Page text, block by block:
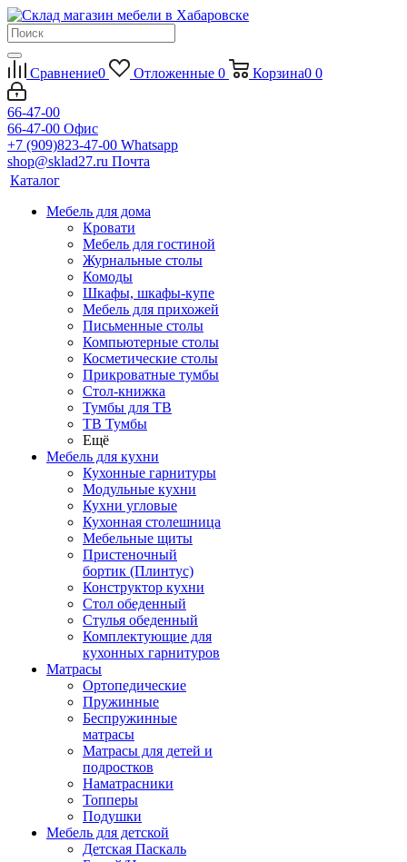
Сравнение0 Отложенные 0 Корзина0 0
66-47-00
66-47-00 Офис
+7 (909)823-47-00 Whatsapp
shop@sklad27.ru Почта
Каталог
Мебель для дома
Кровати
Мебель для гостиной
Журнальные столы
Комоды
Шкафы, шкафы-купе
Мебель для прихожей
Письменные столы
Компьютерные столы
Косметические столы
Прикроватные тумбы
Стол-книжка
Тумбы для ТВ
ТВ Тумбы
Ещё
Мебель для кухни
Кухонные гарнитуры
Модульные кухни
Кухни угловые
Кухонная столешница
Мебельные щиты
Пристеночный
бортик (Плинтус)
Конструктор кухни
Стол обеденный
Стулья обеденный
Комплектующие для
кухонных гарнитуров
Матраcы
Ортопедические
Пружинные
Беспружинные
матрасы
Матрасы для детей и
подростков
Наматрасники
Топперы
Подушки
Мебель для детской
Детская Паскаль